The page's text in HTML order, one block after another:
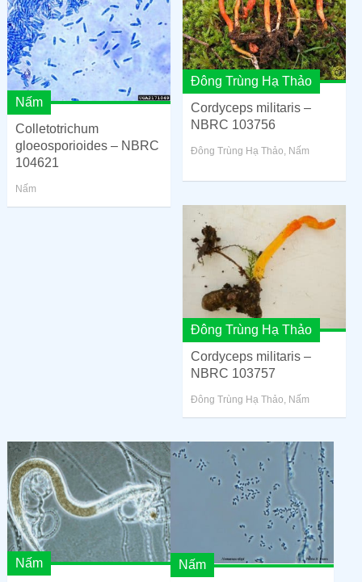
Nấm
Colletotrichum
gloeosporioides – NBRC
104621
Nấm
Đông Trùng Hạ Thảo
Cordyceps militaris –
NBRC 103756
Đông Trùng Hạ Thảo Nấm
Đông Trùng Hạ Thảo
Cordyceps militaris –
NBRC 103757
Đông Trùng Hạ Thảo Nấm
Nấm
Nấm